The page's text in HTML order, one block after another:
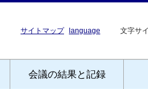
サイトマップ language 文字サ
会議の結果と記録